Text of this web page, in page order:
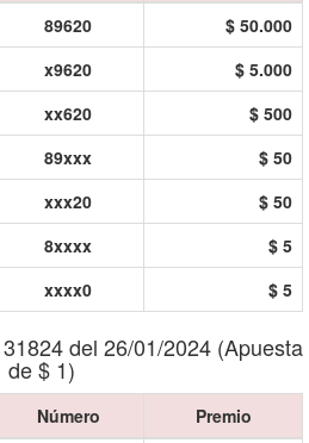
89620
$ 50.000
x9620
$ 5.000
xx620
$ 500
89xxx
$ 50
xxx20
$ 50
8xxxx
$ 5
xxxx0 $ 5
del 26/01/2024 (Apuesta
de $ 1)
Número
Premio